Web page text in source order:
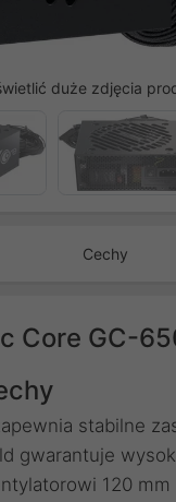
duże zdjęcia
Cechy
Core GC-
stabilne
gwarantuje
120